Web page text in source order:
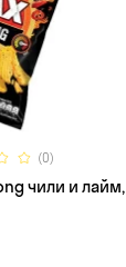
(0)
чили и лайм,